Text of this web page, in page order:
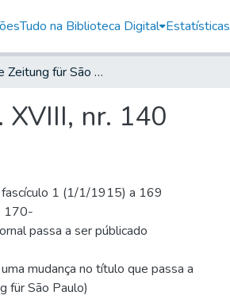
Tudo na Biblioteca Digital Estatísticas
Deutsche Zeitung für São Paulo, 1915, Jahrg. XVIII, nr. 140
XVIII, nr. 140
1 (1/1/1915) a 169
170-
passa a ser públicado
mudança no título que passa a
für São Paulo)